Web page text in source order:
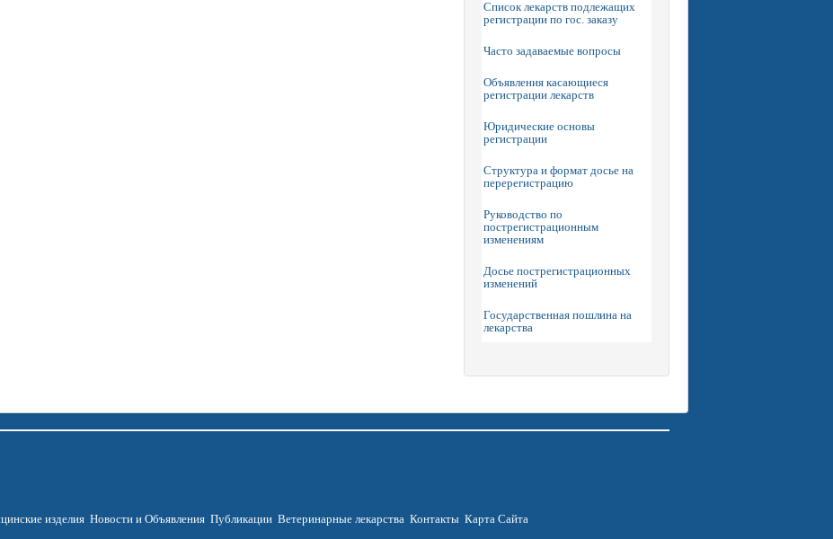
Список лекарств подлежащих
регистрации по гос. заказу
Часто задаваемые вопросы
Объявления касающиеся
регистрации лекарств
Юридические основы
регистрации
Структура и формат досье на
перерегистрацию
Руководство по
пострегистрационным
изменениям
Досье пострегистрационных
изменений
Государственная пошлина на
лекарства
изделия Новости и Объявления Публикации Ветеринарные лекарства Контакты Карта Сайта